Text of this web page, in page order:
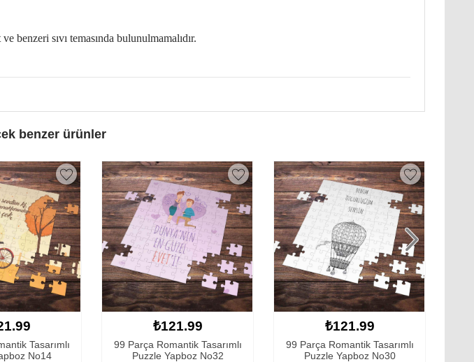
benzeri sıvı temasında bulunulmamalıdır.
benzer ürünler
Tasarımlı
Yapboz No32
₺121.99
99 Parça Romantik Tasarımlı
Puzzle Yapboz No30
₺121.99
99 Parça Romantik Tasarımlı
Puzzle Yapboz No7